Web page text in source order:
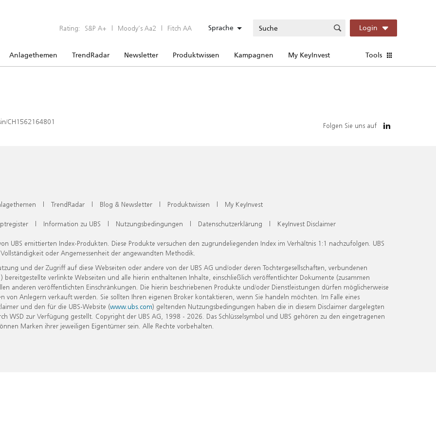
Rating: S&P A+ | Moody’s Aa2 | Fitch AA Sprache Login
Anlagethemen TrendRadar Newsletter Produktwissen Kampagnen My KeyInvest Tools
CH1562164801 Folgen Sie uns auf
| TrendRadar | Blog & Newsletter | Produktwissen | My KeyInvest
| Information zu UBS | Nutzungsbedingungen | Datenschutzerklärung | KeyInvest Disclaimer
UBS emittierten Index-Produkten. Diese Produkte versuchen den zugrundeliegenden Index im Verhältnis 1:1 nachzufolgen. UBS
oder Angemessenheit der angewandten Methodik.
und der Zugriff auf diese Webseiten oder andere von der UBS AG und/oder deren Tochtergesellschaften, verbundenen
verlinkte Webseiten und alle hierin enthaltenen Inhalte, einschließlich veröffentlichter Dokumente (zusammen
anderen veröffentlichten Einschränkungen. Die hierin beschriebenen Produkte und/oder Dienstleistungen dürfen möglicherweise
Anlegern verkauft werden. Sie sollten Ihren eigenen Broker kontaktieren, wenn Sie handeln möchten. Im Falle eines
und den für die UBS-Website (www.ubs.com) geltenden Nutzungsbedingungen haben die in diesem Disclaimer dargelegten
zur Verfügung gestellt. Copyright der UBS AG, 1998 - 2026. Das Schlüsselsymbol und UBS gehören zu den eingetragenen
Marken ihrer jeweiligen Eigentümer sein. Alle Rechte vorbehalten.